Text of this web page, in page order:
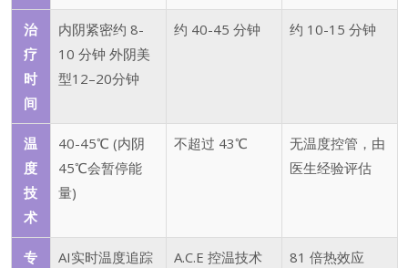
治
疗
时
间
内阴紧密约 8-
10 分钟 外阴美
型12–20分钟
约 40-45 分钟 约 10-15 分钟
温
度
技
术
40-45℃ (内阴
45℃会暂停能
量)
不超过 43℃
无温度控管，由
医生经验评估
专
AI实时温度追踪
A.C.E 控温技术
81 倍热效应